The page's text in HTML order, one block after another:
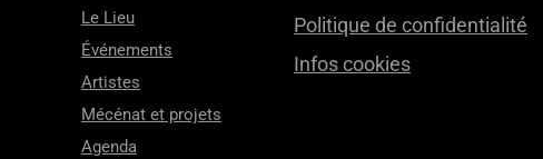
Le Lieu
Événements
Artistes
Mécénat et projets
Agenda
Politique de confidentialité
Infos cookies